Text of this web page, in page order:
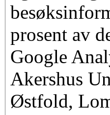
prosent av
Google
Akershus
Østfold,